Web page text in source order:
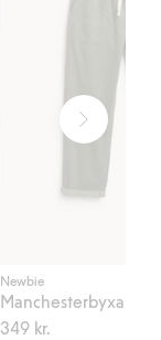
Newbie
Manchesterbyxa
349 kr.